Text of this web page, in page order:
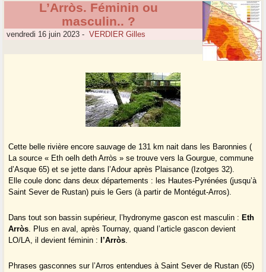
L’Arròs. Féminin ou
masculin.. ?
vendredi 16 juin 2023 - VERDIER Gilles
Cette belle rivière encore sauvage de 131 km nait dans les Baronnies (
La source « Eth oelh deth Arròs » se trouve vers la Gourgue, commune
d’Asque 65) et se jette dans l’Adour après Plaisance (Izotges 32).
Elle coule donc dans deux départements : les Hautes-Pyrénées (jusqu’à
Saint Sever de Rustan) puis le Gers (à partir de Montégut-Arros).
Dans tout son bassin supérieur, l’hydronyme gascon est masculin : Eth
Arròs. Plus en aval, après Tournay, quand l’article gascon devient
LO/LA, il devient féminin : l’Arròs.
Phrases gasconnes sur l’Arros entendues à Saint Sever de Rustan (65)